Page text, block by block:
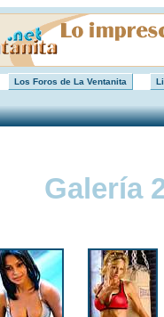
Los Foros de La Ventanita
Galería